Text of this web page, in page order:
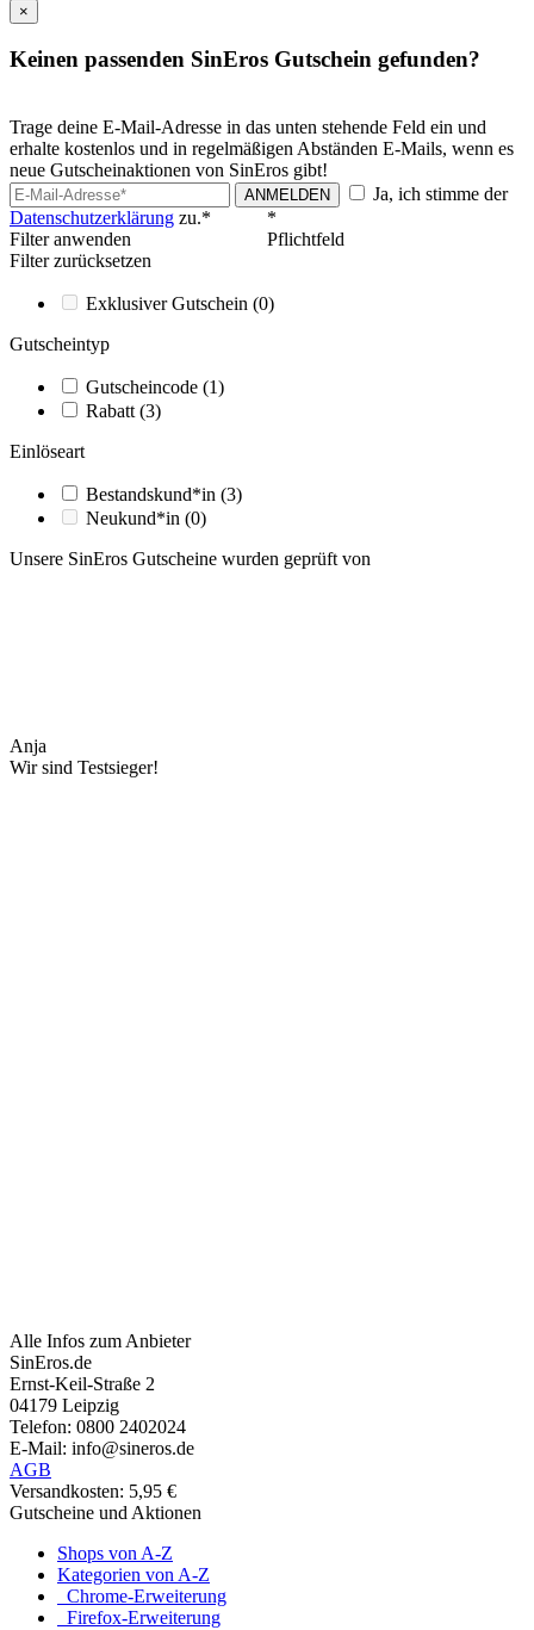
×
Keinen passenden SinEros Gutschein gefunden?
Trage deine E-Mail-Adresse in das unten stehende Feld ein und
erhalte kostenlos und in regelmäßigen Abständen E-Mails, wenn es
neue Gutscheinaktionen von SinEros gibt!
ANMELDEN
Ja, ich stimme der
Datenschutzerklärung zu.*
*
Pflichtfeld
Filter anwenden
Filter zurücksetzen
Exklusiver Gutschein (0)
Gutscheintyp
Gutscheincode (1)
Rabatt (3)
Einlöseart
Bestandskund*in (3)
Neukund*in (0)
Unsere SinEros Gutscheine wurden geprüft von
Anja
Wir sind Testsieger!
Alle Infos zum Anbieter
SinEros.de
Ernst-Keil-Straße 2
04179 Leipzig
Telefon: 0800 2402024
E-Mail: info@sineros.de
AGB
Versandkosten: 5,95 €
Gutscheine und Aktionen
Shops von A-Z
Kategorien von A-Z
Chrome-Erweiterung
Firefox-Erweiterung